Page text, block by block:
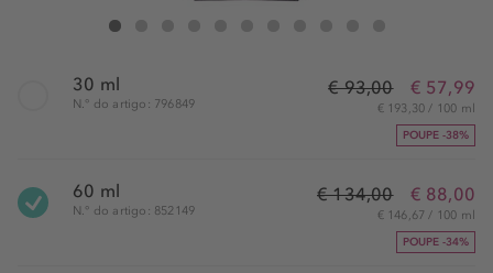
Mugler Alien Eau de Parfum Recarregável
30 ml
N.° do artigo: 796849
€ 93,00 € 57,99
€ 193,30 / 100 ml
POUPE -38%
60 ml
N.° do artigo: 852149
€ 134,00 € 88,00
€ 146,67 / 100 ml
POUPE -34%